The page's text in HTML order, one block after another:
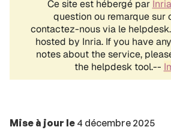
Mise à jour le 4 décembre 2025